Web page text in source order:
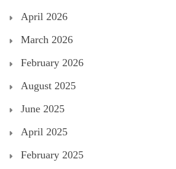
April 2026
March 2026
February 2026
August 2025
June 2025
April 2025
February 2025